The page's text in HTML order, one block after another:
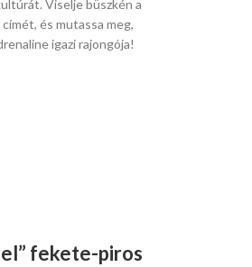
Viselje büszkén a
és mutassa meg,
igazi rajongója!
fekete-piros